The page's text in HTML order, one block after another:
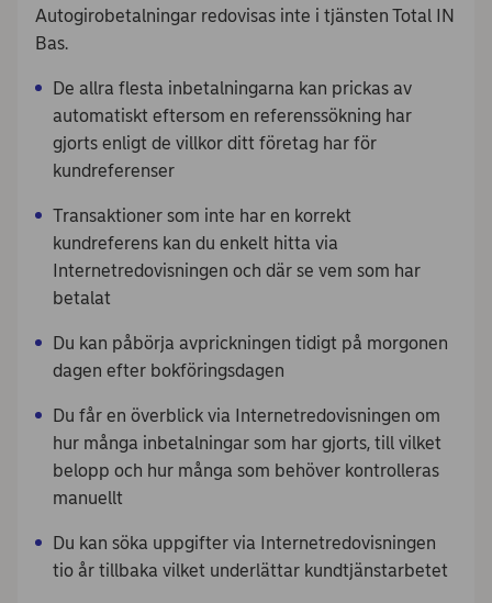
Autogirobetalningar redovisas inte i tjänsten Total IN
Bas.
De allra flesta inbetalningarna kan prickas av
automatiskt eftersom en referenssökning har
gjorts enligt de villkor ditt företag har för
kundreferenser
Transaktioner som inte har en korrekt
kundreferens kan du enkelt hitta via
Internetredovisningen och där se vem som har
betalat
Du kan påbörja avprickningen tidigt på morgonen
dagen efter bokföringsdagen
Du får en överblick via Internetredovisningen om
hur många inbetalningar som har gjorts, till vilket
belopp och hur många som behöver kontrolleras
manuellt
Du kan söka uppgifter via Internetredovisningen
tio år tillbaka vilket underlättar kundtjänstarbetet